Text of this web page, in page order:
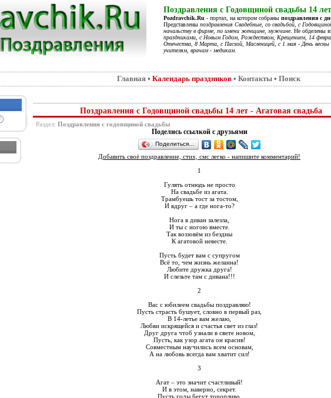
Поздравления с Годовщиной свадьбы 14
Pozdravchik.Ru - портал, на котором собраны поздравления с
Представлены поздравления Свадебные, со свадьбой, с
начальству в фирме, по имени женщине, мужчине. Не обделены
праздниками, с Новым Годом, Рождеством, Крещением, 14
Отечества, 8 Марта, с Пасхой, Масленицей, с 1 мая - День
учителям, врачам - медикам
Главная • Календарь праздников • Контакты • Поиск
Поздравления с Годовщиной свадьбы 14 лет - Агатовая свадьба
Раздел: Поздравления с годовщиной свадьбы
Поделись ссылкой с друзьями
Поделиться…
Добавить своё поздравление, стих, смс легко - напишите комментарий!
1
Гулять отнюдь не просто
На свадьбе из агата.
Трамбуешь тост за тостом,
И вдруг – а где нога-то?
Нога в диван залезла,
И ты с ногою вместе.
Так воззовём из бездны
К агатовой невесте.
Пусть будет вам с супругом
Всё то, чем жизнь желанна!
Любите дружка друга!
И слезьте там с дивана!!!
2
Вас с юбилеем свадьбы поздравляю!
Пусть страсть бушует, словно в первый раз,
В 14-летье вам желаю,
Любви искрящейся и счастья свет из глаз!
Друг друга чтоб узнали в свете новом,
Пусть, как узор агата он красив!
Совместным научились всем основам,
А на любовь всегда вам хватит сил!
3
Агат – это значит счастливый!
И в этом, наверно, секрет.
Пусть годы бегут торопливо,